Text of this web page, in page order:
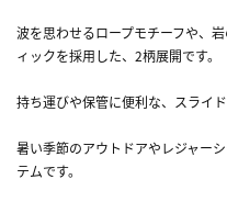
波を思わせるロープモチーフや、
ィックを採用した、2柄展開です。
持ち運びや保管に便利な、スライ
暑い季節のアウトドアやレジャー
テムです。